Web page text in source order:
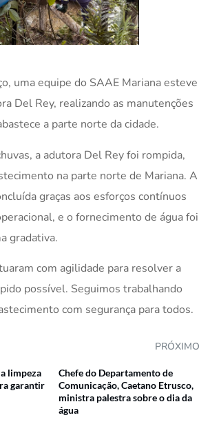
uma equipe do SAAE Mariana esteve
Del Rey, realizando as manutenções
a parte norte da cidade.
a adutora Del Rey foi rompida,
na parte norte de Mariana. A
graças aos esforços contínuos
e o fornecimento de água foi
gradativa.
com agilidade para resolver a
possível. Seguimos trabalhando
com segurança para todos.
PRÓXIMO
limpeza
garantir
Chefe do Departamento de
Comunicação, Caetano Etrusco,
ministra palestra sobre o dia da
água